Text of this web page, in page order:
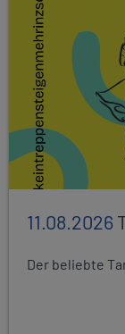
11.08.2026
Der beliebte